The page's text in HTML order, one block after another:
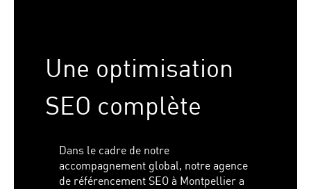
Une optimisation
SEO complète
Dans le cadre de notre
accompagnement global, notre agence
de référencement SEO à Montpellier a